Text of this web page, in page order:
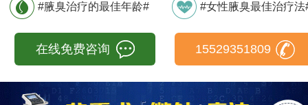
#腋臭治疗的最佳年龄# #女性腋臭最佳治疗法
在线免费咨询 15529351809